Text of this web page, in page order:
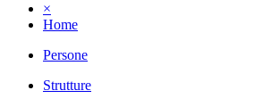
×
Home
Persone
Strutture